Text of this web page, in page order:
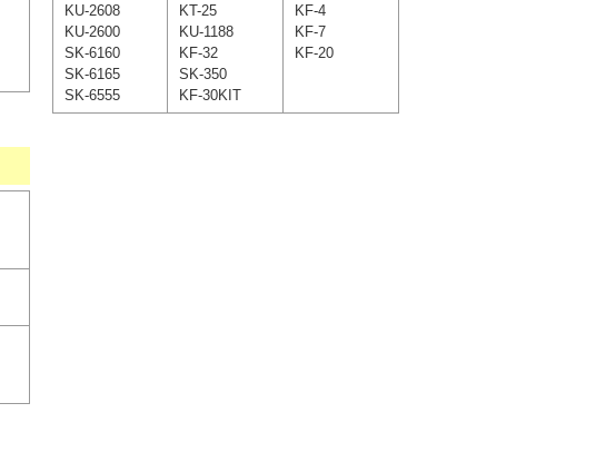
KU-2608
KU-2600
SK-6160
SK-6165
SK-6555
KT-25
KU-1188
KF-32
SK-350
KF-30KIT
KF-4
KF-7
KF-20